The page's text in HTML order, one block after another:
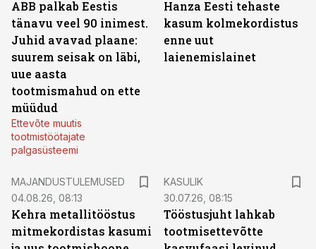
ABB palkab Eestis
tänavu veel 90 inimest.
Juhid avavad plaane:
suurem seisak on läbi,
uue aasta
tootmismahud on ette
müüdud
Ettevõte muutis
tootmistöötajate
palgasüsteemi
Hanza Eesti tehaste
kasum kolmekordistus
enne uut
laienemislainet
MAJANDUSTULEMUSED
04.08.26, 08:13
Kehra metallitööstus
mitmekordistas kasumi
KASULIK
30.07.26, 08:15
Tööstusjuht lahkab
tootmisettevõtte